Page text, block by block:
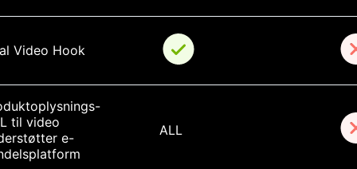
Video Hook
til video
e-
ALL